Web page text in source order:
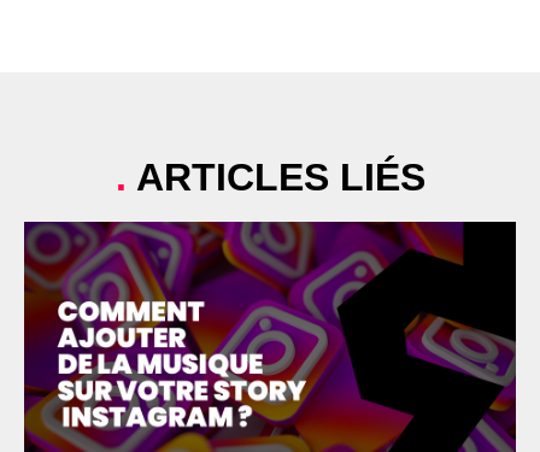
. ARTICLES LIÉS